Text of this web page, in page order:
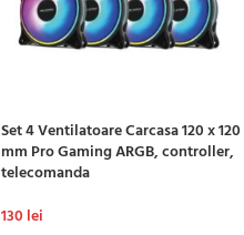
Set 4 Ventilatoare Carcasa 120 x 120
mm Pro Gaming ARGB, controller,
telecomanda
130 lei